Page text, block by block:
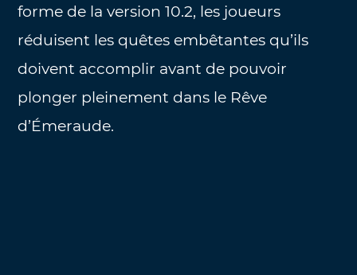
forme de la version 10.2, les joueurs
réduisent les quêtes embêtantes qu’ils
doivent accomplir avant de pouvoir
plonger pleinement dans le Rêve
d’Émeraude.